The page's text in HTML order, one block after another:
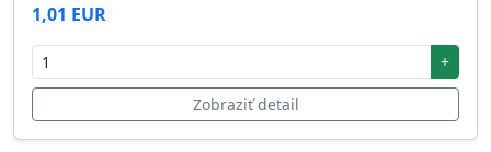
1,01 EUR
+
Zobraziť detail